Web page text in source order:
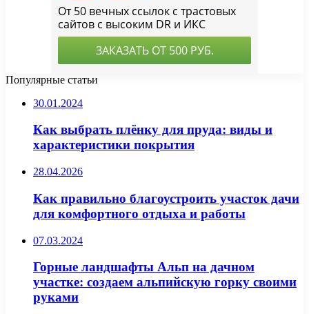
Популярные статьи
30.01.2024
Как выбрать плёнку для пруда: виды и
характеристики покрытия
28.04.2026
Как правильно благоустроить участок дачи
для комфортного отдыха и работы
07.03.2024
Горные ландшафты Альп на дачном
участке: создаем альпийскую горку своими
руками